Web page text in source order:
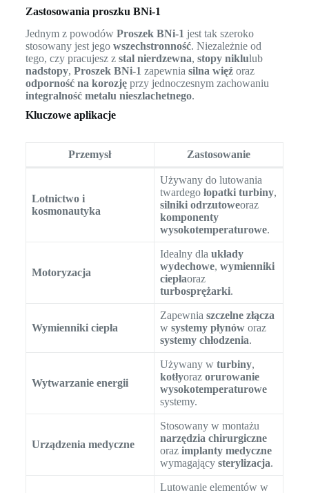
Zastosowania proszku BNi-1
Jednym z powodów Proszek BNi-1 jest tak szeroko
stosowany jest jego wszechstronność. Niezależnie od
tego, czy pracujesz z stal nierdzewna, stopy niklulub
nadstopy, Proszek BNi-1 zapewnia silna więźoraz
odporność na korozjęprzy jednoczesnym zachowaniu
integralność metalu nieszlachetnego.
Kluczowe aplikacje
Przemysł Zastosowanie
Lotnictwo i
kosmonautyka
Używany do lutowania
twardego łopatki turbiny,
silniki odrzutoweoraz
komponenty
wysokotemperaturowe.
Motoryzacja
Idealny dla układy
wydechowe, wymienniki
ciepłaoraz
turbosprężarki.
Wymienniki ciepła
Zapewnia szczelne złącza
w systemy płynóworaz
systemy chłodzenia.
Wytwarzanie energii
Używany w turbiny,
kotłyoraz orurowanie
wysokotemperaturowe
systemy.
Urządzenia medyczne
Stosowany w montażu
narzędzia chirurgiczne
oraz implanty medyczne
wymagający sterylizacja.
Lutowanie elementów w